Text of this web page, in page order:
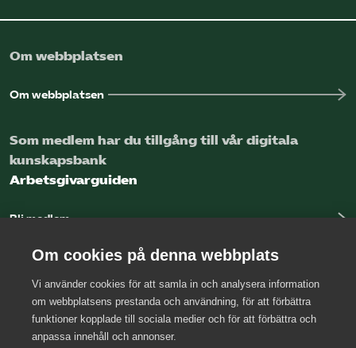
Om webbplatsen
Om webbplatsen
Som medlem har du tillgång till vår digitala
kunskapsbank
Arbetsgivarguiden
Bli medlem
Kontakta oss
Om cookies på denna webbplats
Vi använder cookies för att samla in och analysera information
om webbplatsens prestanda och användning, för att förbättra
funktioner kopplade till sociala medier och för att förbättra och
anpassa innehåll och annonser.